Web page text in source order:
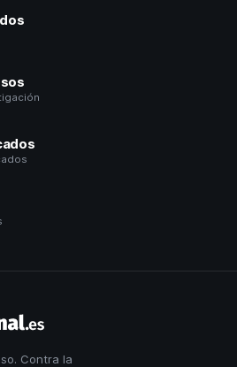
Constitucional
Contra la